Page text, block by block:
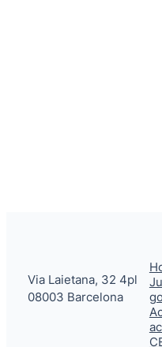
Via Laietana, 32 4pl
08003 Barcelona